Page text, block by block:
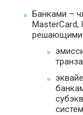
Банками –
MasterCard,
решающими